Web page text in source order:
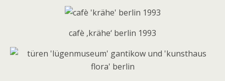
cafè ‚krähe‘ berlin 1993